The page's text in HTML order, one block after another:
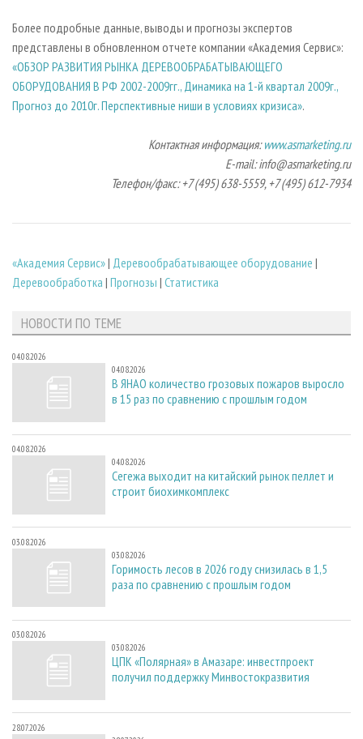
Более подробные данные, выводы и прогнозы экспертов
представлены в обновленном отчете компании «Академия Сервис»:
«ОБЗОР РАЗВИТИЯ РЫНКА ДЕРЕВООБРАБАТЫВАЮЩЕГО
ОБОРУДОВАНИЯ В РФ 2002-2009гг., Динамика на 1-й квартал 2009г.,
Прогноз до 2010г. Перспективные ниши в условиях кризиса».
Контактная информация:www.asmarketing.ru
E-mail: info@asmarketing.ru
Телефон/факс: +7 (495) 638-5559, +7 (495) 612-7934
«Академия Сервис»| Деревообрабатывающее оборудование |
Деревообработка | Прогнозы | Статистика
НОВОСТИ ПО ТЕМЕ
04.08.2026
04.08.2026
В ЯНАО количество грозовых пожаров выросло
в 15 раз по сравнению с прошлым годом
04.08.2026
04.08.2026
Сегежа выходит на китайский рынок пеллет и
строит биохимкомплекс
03.08.2026
03.08.2026
Горимость лесов в 2026 году снизилась в 1,5
раза по сравнению с прошлым годом
03.08.2026
03.08.2026
ЦПК «Полярная» в Амазаре: инвестпроект
получил поддержку Минвостокразвития
28.07.2026